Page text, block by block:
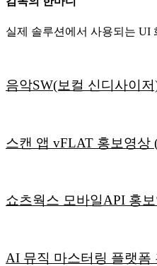
실제 솔루션에서 사용되는 UI
음악SW(보컬 신디사이
스캔 앱 vFLAT 홍보영상
쇼츠웍스 모바일API 홍
AI 뮤직 마스터링 플랫폼